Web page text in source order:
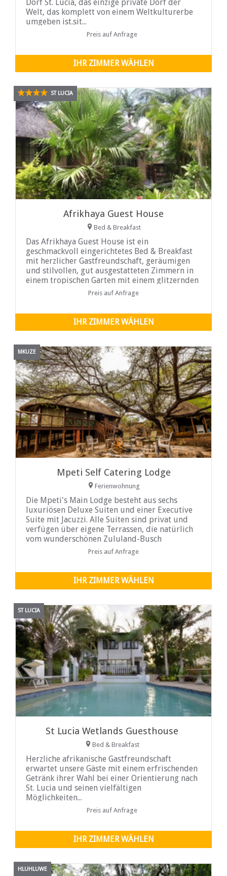
Dorf St. Lucia, das einzige private Dorf der
Welt, das komplett von einem Weltkulturerbe
umgeben ist.sit...
Preis auf Anfrage
IHR ZIMMER WÄHLEN
ST LUCIA
Afrikhaya Guest House
Bed & Breakfast
Das Afrikhaya Guest House ist ein
geschmackvoll eingerichtetes Bed & Breakfast
mit herzlicher Gastfreundschaft, geräumigen
und stilvollen, gut ausgestatteten Zimmern in
einem tropischen Garten mit einem glitzernden
Preis auf Anfrage
IHR ZIMMER WÄHLEN
MKUZE
Mpeti Self Catering Lodge
Ferienwohnung
Die Mpeti's Main Lodge besteht aus sechs
luxuriösen Deluxe Suiten und einer Executive
Suite mit Jacuzzi. Alle Suiten sind privat und
verfügen über eigene Terrassen, die natürlich
vom wunderschönen Zululand-Busch
abgeschirmt werden.Preis auf Anfrage
IHR ZIMMER WÄHLEN
ST LUCIA
St Lucia Wetlands Guesthouse
Bed & Breakfast
Herzliche afrikanische Gastfreundschaft
erwartet unsere Gäste mit einem erfrischenden
Getränk ihrer Wahl bei einer Orientierung nach
St. Lucia und seinen vielfältigen
Möglichkeiten...
Preis auf Anfrage
IHR ZIMMER WÄHLEN
HLUHLUWE